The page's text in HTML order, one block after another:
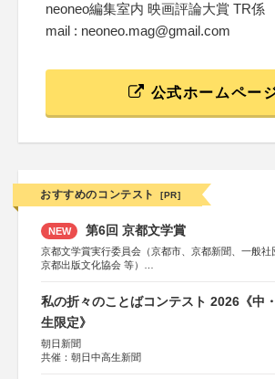
neoneo編集室内 映画評論大賞 TR係
mail : neoneo.mag@gmail.com
公式ホームペー
おすすめのコンテスト [PR]
NEW 第6回 京都文学賞
京都文学賞実行委員会（京都市、京都新聞、一般社
京都出版文化協会 等）
KADOKAWA、河出書房新社、幻冬舎、講談社、光文
集英社、小学館、祥伝社、新潮社、淡交社、ちいさ
マ社、徳間書店、早川書房、PHP研究所、双葉社、
私の折々のことばコンテスト 2026《中
生限定》
朝日新聞
共催：朝日中高生新聞